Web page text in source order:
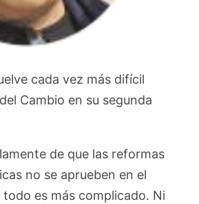
cada vez más difícil
Cambio en su segunda
de que las reformas
no se aprueben en el
es más complicado. Ni